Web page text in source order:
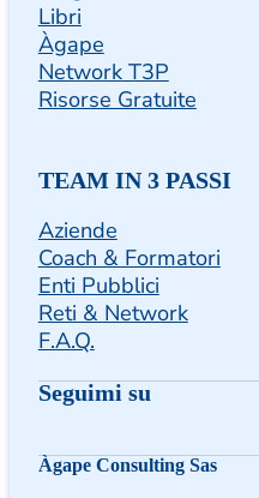
Libri
Àgape
Network T3P
Risorse Gratuite
TEAM IN 3 PASSI
Aziende
Coach & Formatori
Enti Pubblici
Reti & Network
F.A.Q.
Seguimi suSeguimi su
Follow us
Follow us
Àgape Consulting Sas